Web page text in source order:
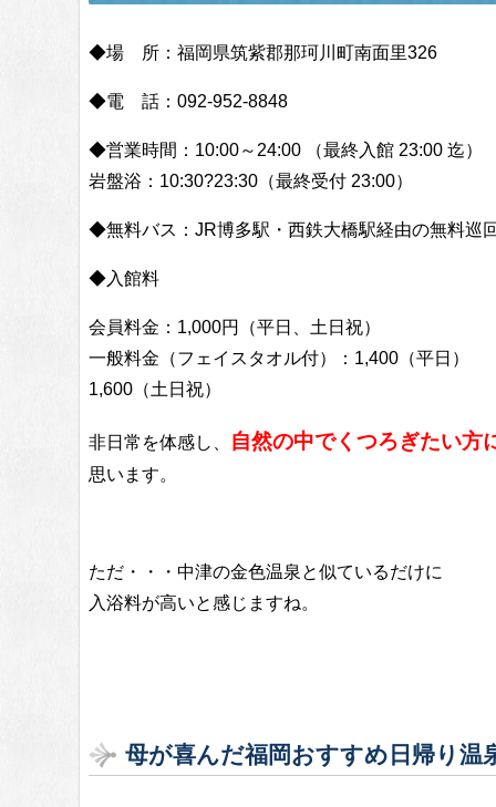
◆場 所：福岡県筑紫郡那珂川町南面里326
◆電 話：092-952-8848
◆営業時間：10:00～24:00 （最終入館 23:00 迄）
岩盤浴：10:30?23:30（最終受付 23:00）
◆無料バス：JR博多駅・西鉄大橋駅経由の無料巡
◆入館料
会員料金：1,000円（平日、土日祝）
一般料金（フェイスタオル付）：1,400（平日）
1,600（土日祝）
非日常を体感し、 自然の中でくつろぎたい方
思います。
ただ・・・中津の金色温泉と似ているだけに
入浴料が高いと感じますね。
母が喜んだ福岡おすすめ日帰り温